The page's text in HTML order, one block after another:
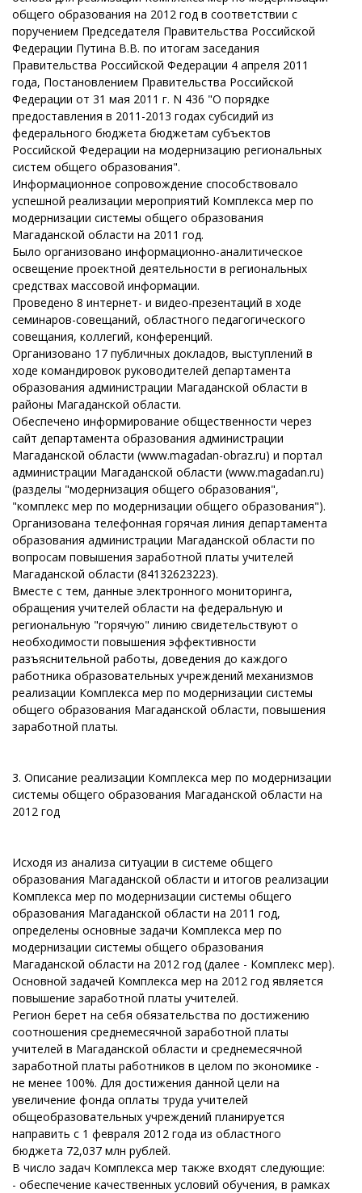
общего образования на 2012 год в соответствии с
поручением Председателя Правительства Российской
Федерации Путина В.В. по итогам заседания
Правительства Российской Федерации 4 апреля 2011
года, Постановлением Правительства Российской
Федерации от 31 мая 2011 г. N 436 "О порядке
предоставления в 2011-2013 годах субсидий из
федерального бюджета бюджетам субъектов
Российской Федерации на модернизацию региональных
систем общего образования".
Информационное сопровождение способствовало
успешной реализации мероприятий Комплекса мер по
модернизации системы общего образования
Магаданской области на 2011 год.
Было организовано информационно-аналитическое
освещение проектной деятельности в региональных
средствах массовой информации.
Проведено 8 интернет- и видео-презентаций в ходе
семинаров-совещаний, областного педагогического
совещания, коллегий, конференций.
Организовано 17 публичных докладов, выступлений в
ходе командировок руководителей департамента
образования администрации Магаданской области в
районы Магаданской области.
Обеспечено информирование общественности через
сайт департамента образования администрации
Магаданской области (www.magadan-obraz.ru) и портал
администрации Магаданской области (www.magadan.ru)
(разделы "модернизация общего образования",
"комплекс мер по модернизации общего образования").
Организована телефонная горячая линия департамента
образования администрации Магаданской области по
вопросам повышения заработной платы учителей
Магаданской области (84132623223).
Вместе с тем, данные электронного мониторинга,
обращения учителей области на федеральную и
региональную "горячую" линию свидетельствуют о
необходимости повышения эффективности
разъяснительной работы, доведения до каждого
работника образовательных учреждений механизмов
реализации Комплекса мер по модернизации системы
общего образования Магаданской области, повышения
заработной платы.
3. Описание реализации Комплекса мер по модернизации
системы общего образования Магаданской области на
2012 год
Исходя из анализа ситуации в системе общего
образования Магаданской области и итогов реализации
Комплекса мер по модернизации системы общего
образования Магаданской области на 2011 год,
определены основные задачи Комплекса мер по
модернизации системы общего образования
Магаданской области на 2012 год (далее - Комплекс мер).
Основной задачей Комплекса мер на 2012 год является
повышение заработной платы учителей.
Регион берет на себя обязательства по достижению
соотношения среднемесячной заработной платы
учителей в Магаданской области и среднемесячной
заработной платы работников в целом по экономике -
не менее 100%. Для достижения данной цели на
увеличение фонда оплаты труда учителей
общеобразовательных учреждений планируется
направить с 1 февраля 2012 года из областного
бюджета 72,037 млн рублей.
В число задач Комплекса мер также входят следующие:
- обеспечение качественных условий обучения, в рамках